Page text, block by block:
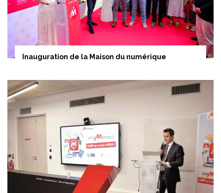
Inauguration de la Maison du numérique